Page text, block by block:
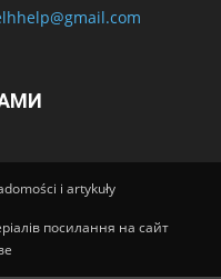
i artykuły
посилання на сайт